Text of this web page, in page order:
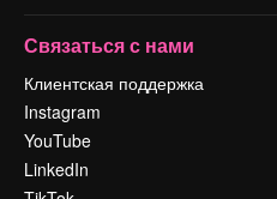
Связаться с нами
Клиентская поддержка
Instagram
YouTube
LinkedIn